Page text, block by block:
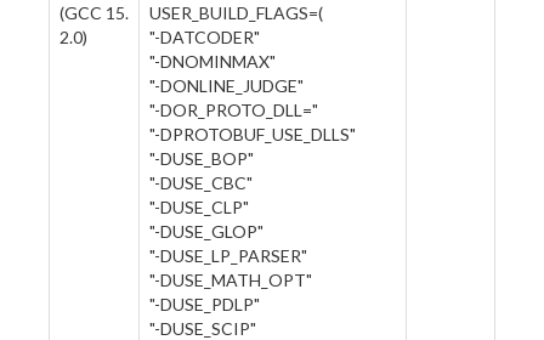
(GCC 15.
2.0)
USER_BUILD_FLAGS=(
"-DATCODER"
"-DNOMINMAX"
"-DONLINE_JUDGE"
"-DOR_PROTO_DLL="
"-DPROTOBUF_USE_DLLS"
"-DUSE_BOP"
"-DUSE_CBC"
"-DUSE_CLP"
"-DUSE_GLOP"
"-DUSE_LP_PARSER"
"-DUSE_MATH_OPT"
"-DUSE_PDLP"
"-DUSE_SCIP"